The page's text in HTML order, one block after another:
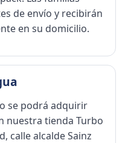
de envío y recibirán
en su domicilio.
se podrá adquirir
nuestra tienda Turbo
calle alcalde Sainz